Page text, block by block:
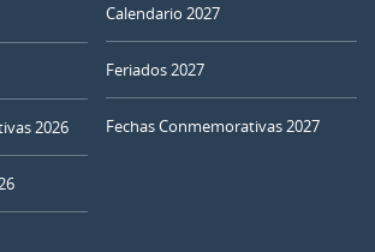
2026
Calendario 2027
Feriados 2027
Fechas Conmemorativas 2027